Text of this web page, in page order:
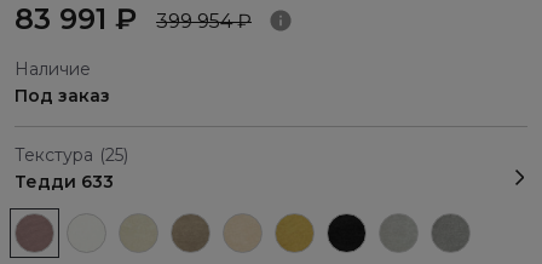
83 991 ₽ 399 954 ₽
Наличие
Под заказ
Текстура (25)
Тедди 633